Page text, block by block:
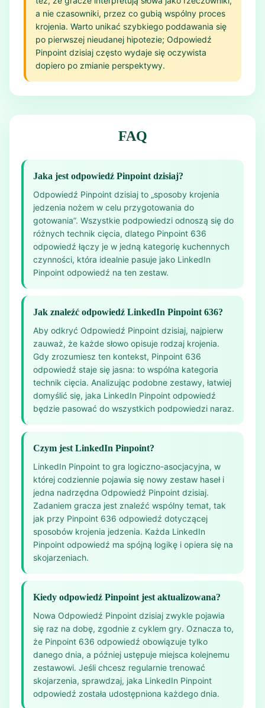
a nie czasowniki, przez co gubią wspólny proces
krojenia. Warto unikać szybkiego poddawania się
po pierwszej nieudanej hipotezie; Odpowiedź
Pinpoint dzisiaj często wydaje się oczywista
dopiero po zmianie perspektywy.
FAQ
Jaka jest odpowiedź Pinpoint dzisiaj?
Odpowiedź Pinpoint dzisiaj to „sposoby krojenia
jedzenia nożem w celu przygotowania do
gotowania”. Wszystkie podpowiedzi odnoszą się do
różnych technik cięcia, dlatego Pinpoint 636
odpowiedź łączy je w jedną kategorię kuchennych
czynności, która idealnie pasuje jako LinkedIn
Pinpoint odpowiedź na ten zestaw.
Jak znaleźć odpowiedź LinkedIn Pinpoint 636?
Aby odkryć Odpowiedź Pinpoint dzisiaj, najpierw
zauważ, że każde słowo opisuje rodzaj krojenia.
Gdy zrozumiesz ten kontekst, Pinpoint 636
odpowiedź staje się jasna: to wspólna kategoria
technik cięcia. Analizując podobne zestawy, łatwiej
domyślić się, jaka LinkedIn Pinpoint odpowiedź
będzie pasować do wszystkich podpowiedzi naraz.
Czym jest LinkedIn Pinpoint?
LinkedIn Pinpoint to gra logiczno-asocjacyjna, w
której codziennie pojawia się nowy zestaw haseł i
jedna nadrzędna Odpowiedź Pinpoint dzisiaj.
Zadaniem gracza jest znaleźć wspólny temat, tak
jak przy Pinpoint 636 odpowiedź dotyczącej
sposobów krojenia jedzenia. Każda LinkedIn
Pinpoint odpowiedź ma spójną logikę i opiera się na
skojarzeniach.
Kiedy odpowiedź Pinpoint jest aktualizowana?
Nowa Odpowiedź Pinpoint dzisiaj zwykle pojawia
się raz na dobę, zgodnie z cyklem gry. Oznacza to,
że Pinpoint 636 odpowiedź obowiązuje tylko
danego dnia, a później ustępuje miejsca kolejnemu
zestawowi. Jeśli chcesz regularnie trenować
skojarzenia, sprawdzaj, jaka LinkedIn Pinpoint
odpowiedź została udostępniona każdego dnia.